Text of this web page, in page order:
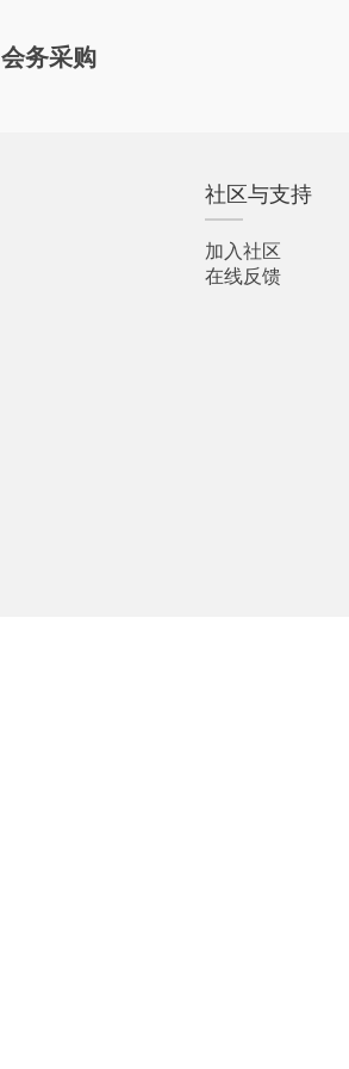
会务采购
社区与支持
加入社区
在线反馈